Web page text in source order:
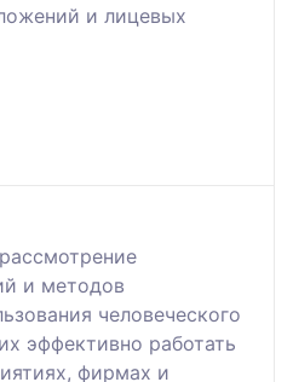
и лицевых
и методов
человеческого
эффективно работать
фирмах и